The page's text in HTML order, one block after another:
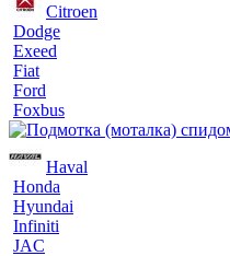
Citroen
Dodge
Exeed
Fiat
Ford
Foxbus
Haval
Honda
Hyundai
Infiniti
JAC